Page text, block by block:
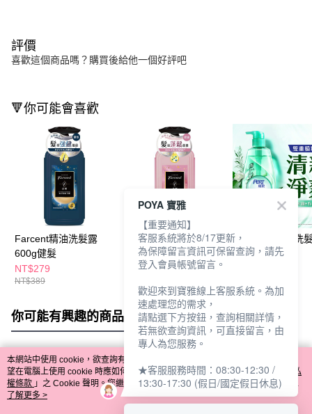
評價
喜歡這個商品嗎？購買後給他一個好評吧
🔻你可能會喜歡
Farcent精油洗髮露
600g健髮
NT$279
NT$389
Farcent精油洗髮露
600g控油
NT$279
飛柔控油淨澈洗
600g
你可能有興趣的商品 全站排行
熱門標籤
本網站中使用 cookie，欲查詢有關本網站使用 cookie 方式之詳情，及若您不希
望在電腦上使用 cookie 時應如何變更電腦的 cookie 設定，請參閱本網站「
隱私
權條款 」之 Cookie 聲明。您繼續使用本網站即表示您同意本公司得按本網站使
用條款之 Cookie 聲明使用 cookie。
了解更多 >
POYA 寶雅
【重要通知】
客服系統將於8/17更新，
為保障留言資訊可保留查詢，請先
登入會員帳號留言。
歡迎來到寶雅線上客服系統。為加
速處理您的需求，
請點選下方按鈕，查詢相關詳情，
若無欲查詢資訊，可直接留言，由
專人為您服務。
★客服服務時間：08:30-12:30 /
13:30-17:30 (假日/國定假日休息)